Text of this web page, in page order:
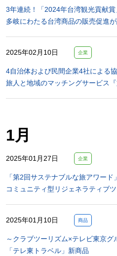
3年連続！「2024年台湾観光貢献
多岐にわたる台湾商品の販売促進
2025年02月10日 企業
4自治体および民間企業4社による
旅人と地域のマッチングサービス
1月
2025年01月27日 企業
「第2回サステナブルな旅アワー
コミュニティ型リジェネラティブ
2025年01月10日 商品
～クラブツーリズム×テレビ東京グ
「テレ東トラベル」新商品